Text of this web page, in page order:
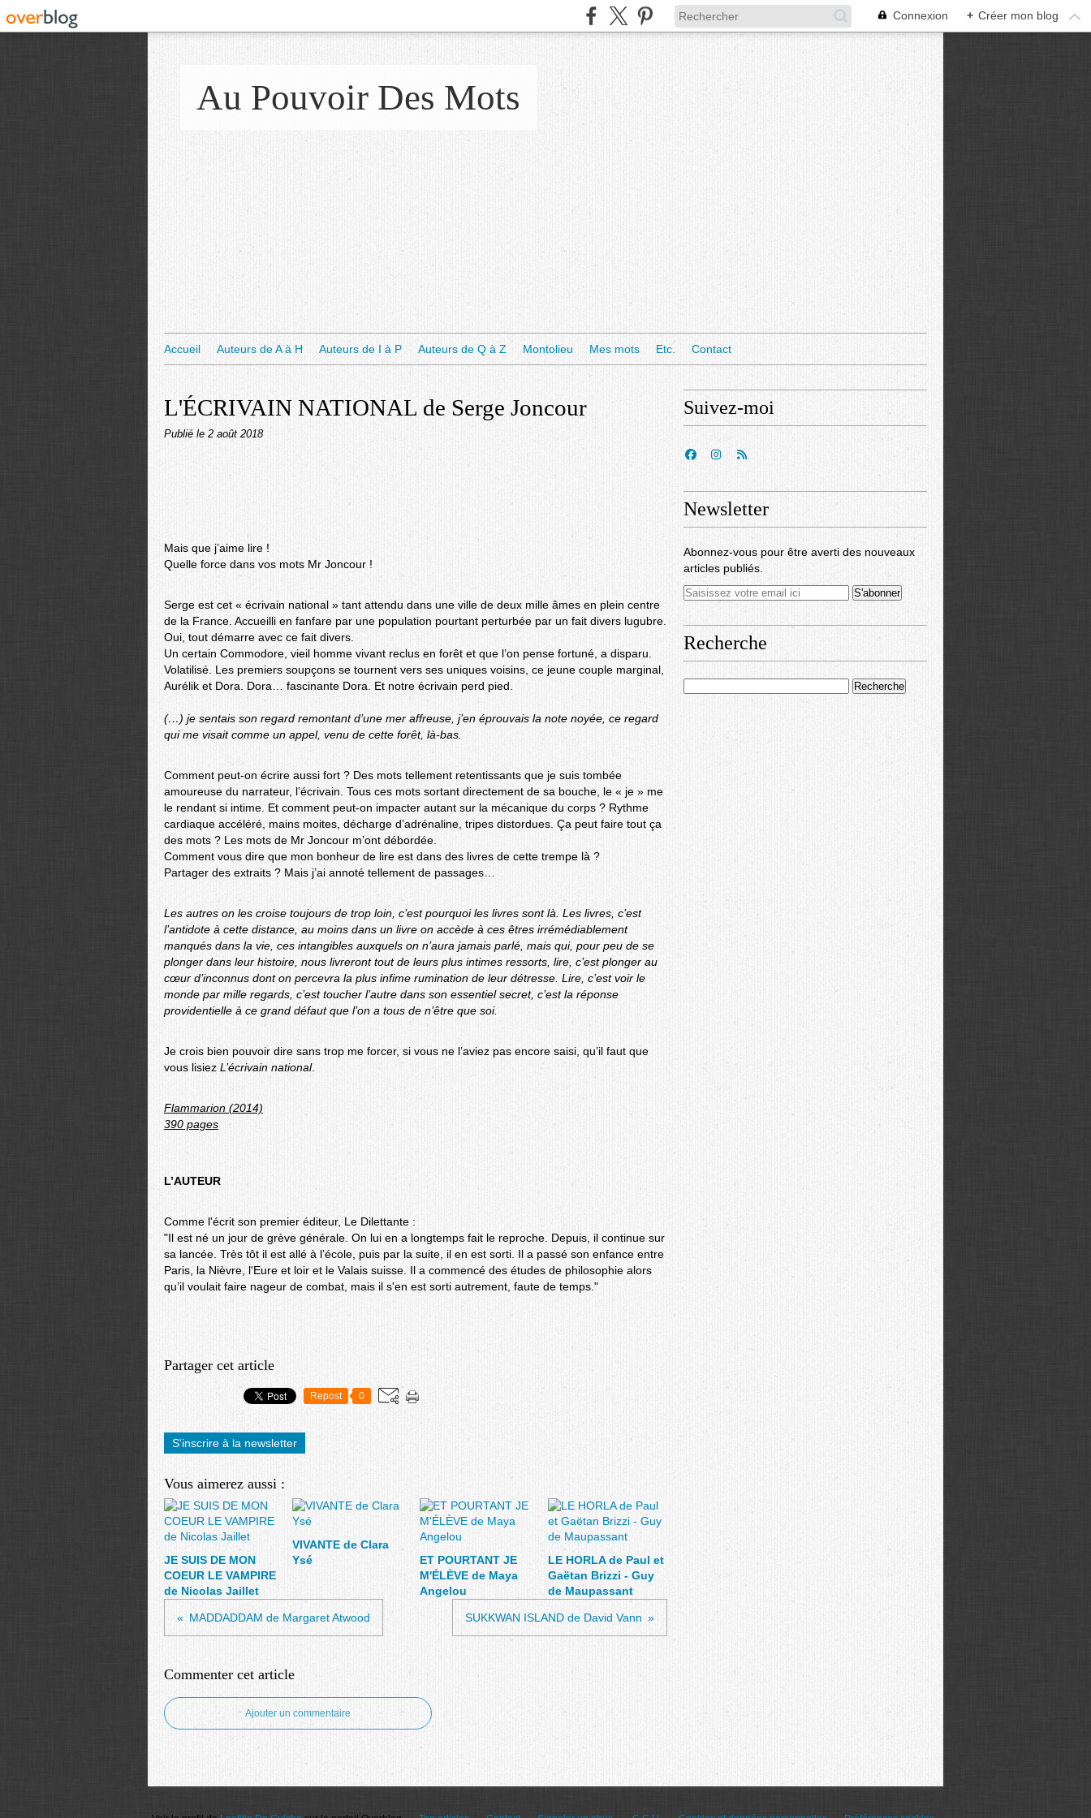
Connexion + Créer mon blog
Au Pouvoir Des Mots
Accueil Auteurs de A à H Auteurs de I à P Auteurs de Q à Z Montolieu Mes mots Etc. Contact
L'ÉCRIVAIN NATIONAL de Serge Joncour
Publié le 2 août 2018
Mais que j’aime lire !
Quelle force dans vos mots Mr Joncour !
Serge est cet « écrivain national » tant attendu dans une ville de deux mille âmes en plein centre
de la France. Accueilli en fanfare par une population pourtant perturbée par un fait divers lugubre.
Oui, tout démarre avec ce fait divers.
Un certain Commodore, vieil homme vivant reclus en forêt et que l’on pense fortuné, a disparu.
Volatilisé. Les premiers soupçons se tournent vers ses uniques voisins, ce jeune couple marginal,
Aurélik et Dora. Dora… fascinante Dora. Et notre écrivain perd pied.
(…) je sentais son regard remontant d’une mer affreuse, j’en éprouvais la note noyée, ce regard
qui me visait comme un appel, venu de cette forêt, là-bas.
Comment peut-on écrire aussi fort ? Des mots tellement retentissants que je suis tombée
amoureuse du narrateur, l’écrivain. Tous ces mots sortant directement de sa bouche, le « je » me
le rendant si intime. Et comment peut-on impacter autant sur la mécanique du corps ? Rythme
cardiaque accéléré, mains moites, décharge d’adrénaline, tripes distordues. Ça peut faire tout ça
des mots ? Les mots de Mr Joncour m’ont débordée.
Comment vous dire que mon bonheur de lire est dans des livres de cette trempe là ?
Partager des extraits ? Mais j’ai annoté tellement de passages…
Les autres on les croise toujours de trop loin, c’est pourquoi les livres sont là. Les livres, c’est
l’antidote à cette distance, au moins dans un livre on accède à ces êtres irrémédiablement
manqués dans la vie, ces intangibles auxquels on n’aura jamais parlé, mais qui, pour peu de se
plonger dans leur histoire, nous livreront tout de leurs plus intimes ressorts, lire, c’est plonger au
cœur d’inconnus dont on percevra la plus infime rumination de leur détresse. Lire, c’est voir le
monde par mille regards, c’est toucher l’autre dans son essentiel secret, c’est la réponse
providentielle à ce grand défaut que l’on a tous de n’être que soi.
Je crois bien pouvoir dire sans trop me forcer, si vous ne l’aviez pas encore saisi, qu’il faut que
vous lisiezL’écrivain national.
Flammarion (2014)
390 pages
L’AUTEUR
Comme l'écrit son premier éditeur, Le Dilettante :
"Il est né un jour de grève générale. On lui en a longtemps fait le reproche. Depuis, il continue sur
sa lancée. Très tôt il est allé à l’école, puis par la suite, il en est sorti. Il a passé son enfance entre
Paris, la Nièvre, l'Eure et loir et le Valais suisse. Il a commencé des études de philosophie alors
qu’il voulait faire nageur de combat, mais il s'en est sorti autrement, faute de temps."
Partager cet article
Repost 0
S'inscrire à la newsletter
Vous aimerez aussi :
JE SUIS DE MON
COEUR LE VAMPIRE
de Nicolas Jaillet
VIVANTE de Clara
Ysé
ET POURTANT JE
M'ÉLÈVE de Maya
Angelou
LE HORLA de Paul et
Gaëtan Brizzi - Guy
de Maupassant
MADDADDAM de Margaret Atwood SUKKWAN ISLAND de David Vann
Commenter cet article
Ajouter un commentaire
Suivez-moi
Newsletter
Abonnez-vous pour être averti des nouveaux
articles publiés.
Recherche